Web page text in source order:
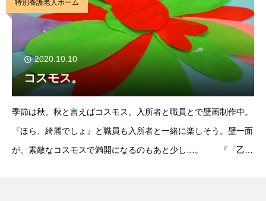
特別養護老人ホーム
2020.10.10
コスモス。
季節は秋。秋と言えばコスモス。入所者と職員とで壁画制作中。
『ほら、綺麗でしょ』と職員も入所者と一緒に楽しそう。壁一面
が、素敵なコスモスで満開になるのもあと少し…。 『「乙女